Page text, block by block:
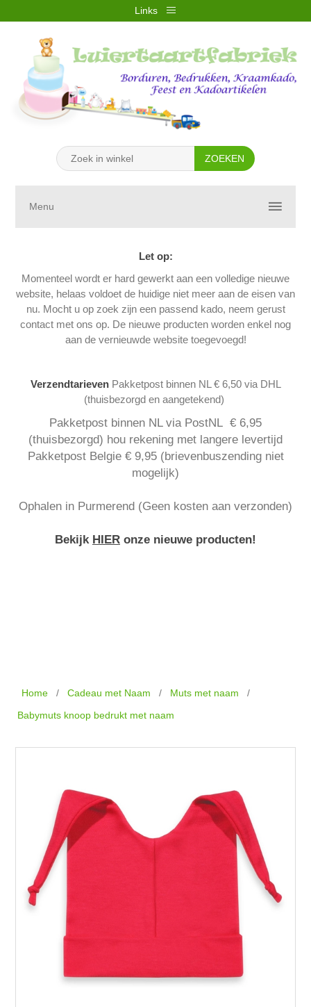
Links
REGISTREREN
WINKELWAGEN (0)
Menu
Let op:
Momenteel wordt er hard gewerkt aan een volledige nieuwe
website, helaas voldoet de huidige niet meer aan de eisen van
nu. Mocht u op zoek zijn een passend kado, neem gerust
contact met ons op. De nieuwe producten worden enkel nog
aan de vernieuwde website toegevoegd!
Verzendtarieven Pakketpost binnen NL € 6,50 via DHL
(thuisbezorgd en aangetekend)
Pakketpost binnen NL via PostNL € 6,95
(thuisbezorgd) hou rekening met langere levertijd
Pakketpost Belgie € 9,95 (brievenbuszending niet
mogelijk)
Ophalen in Purmerend (Geen kosten aan verzonden)
Bekijk HIER onze nieuwe producten!
Home / Cadeau met Naam / Muts met naam
/
Babymuts knoop bedrukt met naam